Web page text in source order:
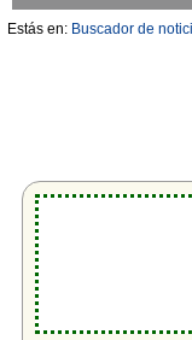
Estás en: Buscador de